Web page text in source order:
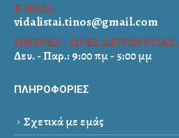
E-MAIL:
vidalistai.tinos@gmail.com
ΗΜΕΡΕΣ - ΩΡΕΣ ΛΕΙΤΟΥΡΓΙΑΣ:
Δευ. - Παρ.: 9:00 πμ - 5:00 μμ
ΠΛΗΡΟΦΟΡΙΕΣ
Σχετικά με εμάς